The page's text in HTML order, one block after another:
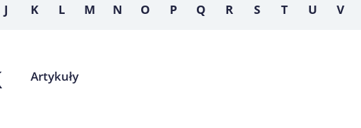
J K L M N O P Q R S T U V
Artykuły